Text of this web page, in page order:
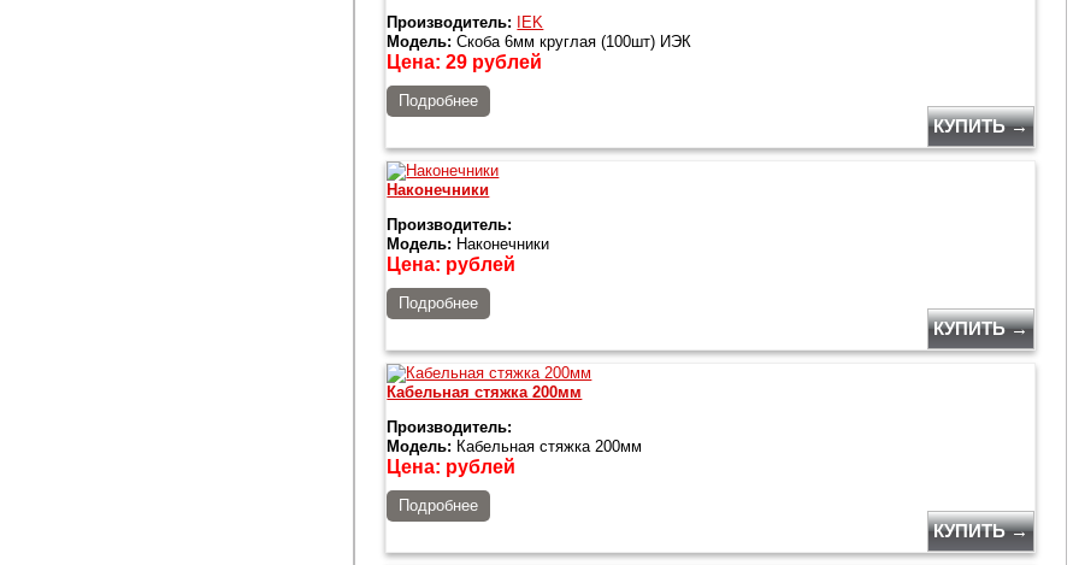
Производитель:
IEK
Модель: Скоба 6мм круглая (100шт) ИЭК
Цена:29 рублей
Подробнее
КУПИТЬ →
Наконечники
Производитель:
Модель: Наконечники
Цена: рублей
Подробнее
КУПИТЬ →
Кабельная стяжка 200мм
Производитель:
Модель: Кабельная стяжка 200мм
Цена: рублей
Подробнее
КУПИТЬ →